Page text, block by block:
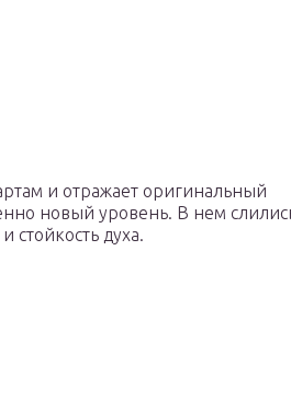
и отражает оригинальный
новый уровень. В нем
стойкость духа.